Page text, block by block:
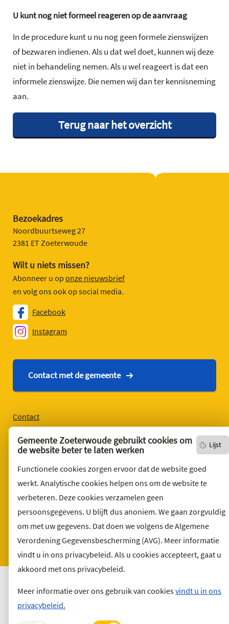
Lijst
Gemeente Zoeterwoude gebruikt cookies om
de website beter te laten werken
Functionele cookies zorgen ervoor dat de website goed
werkt. Analytische cookies helpen ons om de website te
verbeteren. Deze cookies verzamelen geen
persoonsgegevens. U blijft dus anoniem. We gaan zorgvuldig
om met uw gegevens. Dat doen we volgens de Algemene
Verordening Gegevensbescherming (AVG). Meer informatie
vindt u in ons privacybeleid. Als u cookies accepteert, gaat u
akkoord met ons privacybeleid.
Meer informatie over ons gebruik van cookiesvindt u in ons
privacybeleid.
U kunt nog niet formeel reageren op de aanvraag
In de procedure kunt u nu nog geen formele zienswijzen
of bezwaren indienen. Als u dat wel doet, kunnen wij deze
niet in behandeling nemen. Als u wel reageert is dat een
informele zienswijze. Die nemen wij dan ter kennisneming
aan.
Terug naar het overzicht
Bezoekadres
Noordbuurtseweg 27
2381 ET Zoeterwoude
Wilt u niets missen?
Abonneer u op onze nieuwsbrief
en volg ons ook op social media.
Facebook
Instagram
Contact met de gemeente
Contact
Privacyverklaring
Over deze website
Sitemap
Toegankelijkheid
Klacht indienen
Vacatures